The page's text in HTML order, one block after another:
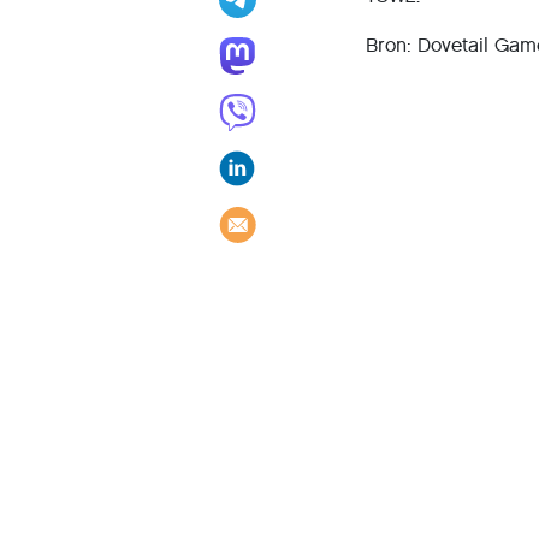
Bron: Dovetail